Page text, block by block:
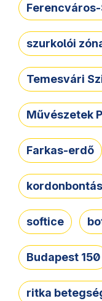
szurkolói
Temesvári
Művészetek
Farkas-erdő
kordonbontás
softice
Budapest 150
ritka